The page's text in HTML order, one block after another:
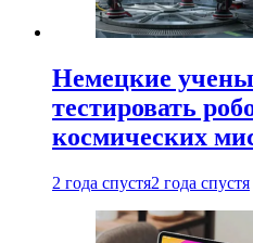
Немецкие
тестировать
космических
2 года спустя2 года спустя